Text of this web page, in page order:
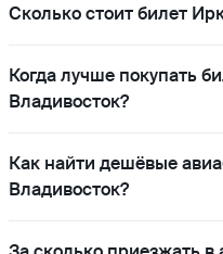
Сколько стоит билет
Когда лучше покупать
Владивосток?
Как найти дешёвые
Владивосток?